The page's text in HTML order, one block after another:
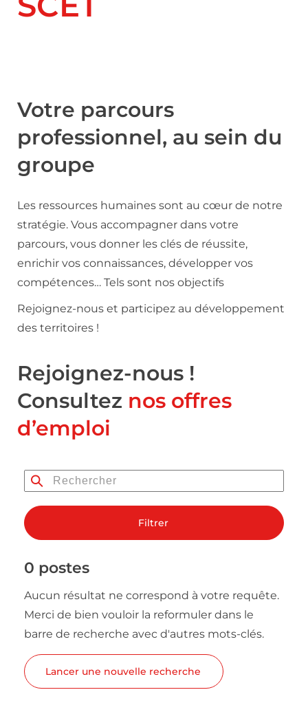
Votre parcours
professionnel, au sein du
groupe
Les ressources humaines sont au cœur de notre
stratégie. Vous accompagner dans votre
parcours, vous donner les clés de réussite,
enrichir vos connaissances, développer vos
compétences… Tels sont nos objectifs
Rejoignez-nous et participez au développement
des territoires !
Rejoignez-nous !
Consultez nos offres
d’emploi
Filtrer
0 postes
Aucun résultat ne correspond à votre requête.
Merci de bien vouloir la reformuler dans le
barre de recherche avec d'autres mots-clés.
Lancer une nouvelle recherche